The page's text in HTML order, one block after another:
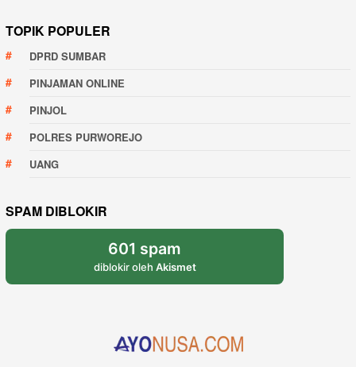
TOPIK POPULER
DPRD SUMBAR
PINJAMAN ONLINE
PINJOL
POLRES PURWOREJO
UANG
SPAM DIBLOKIR
601 spam
diblokir oleh Akismet